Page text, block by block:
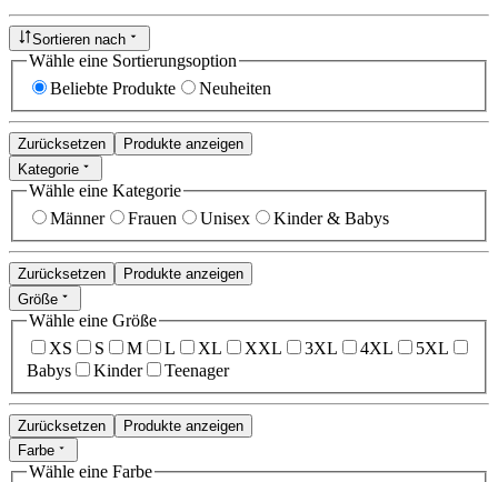
Sortieren nach
Wähle eine Sortierungsoption
Beliebte Produkte
Neuheiten
Zurücksetzen
Produkte anzeigen
Kategorie
Wähle eine Kategorie
Männer
Frauen Unisex Kinder & Babys
Zurücksetzen
Produkte anzeigen
Größe
Wähle eine Größe
XS
S M L XL XXL 3XL 4XL
5XL
Babys
Kinder Teenager
Zurücksetzen
Produkte anzeigen
Farbe
Wähle eine Farbe